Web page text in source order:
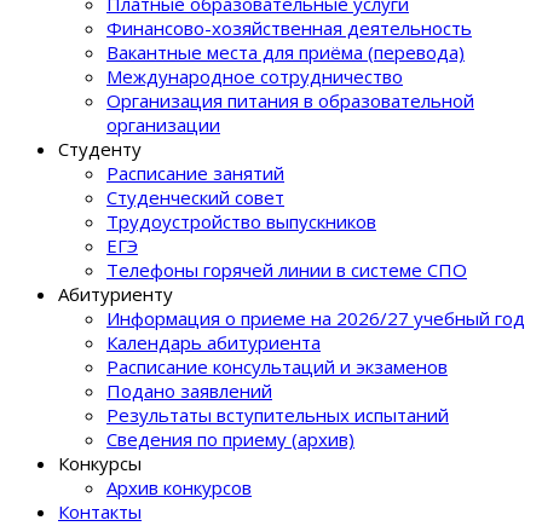
Финансово-хозяйственная деятельность
Вакантные места для приёма (перевода)
Международное сотрудничество
Организация питания в образовательной
организации
Студенту
Расписание занятий
Студенческий совет
Трудоустройство выпускников
ЕГЭ
Телефоны горячей линии в системе СПО
Абитуриенту
Информация о приеме на 2026/27 учебный год
Календарь абитуриента
Расписание консультаций и экзаменов
Подано заявлений
Результаты вступительных испытаний
Сведения по приему (архив)
Конкурсы
Архив конкурсов
Контакты